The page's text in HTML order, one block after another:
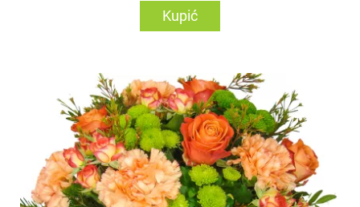
Kupić